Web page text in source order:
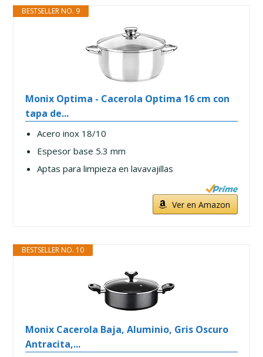
BESTSELLER NO. 9
Monix Optima - Cacerola Optima 16 cm con
tapa de...
Acero inox 18/10
Espesor base 5.3 mm
Aptas para limpieza en lavavajillas
Ver en Amazon
BESTSELLER NO. 10
Monix Cacerola Baja, Aluminio, Gris Oscuro
Antracita,...